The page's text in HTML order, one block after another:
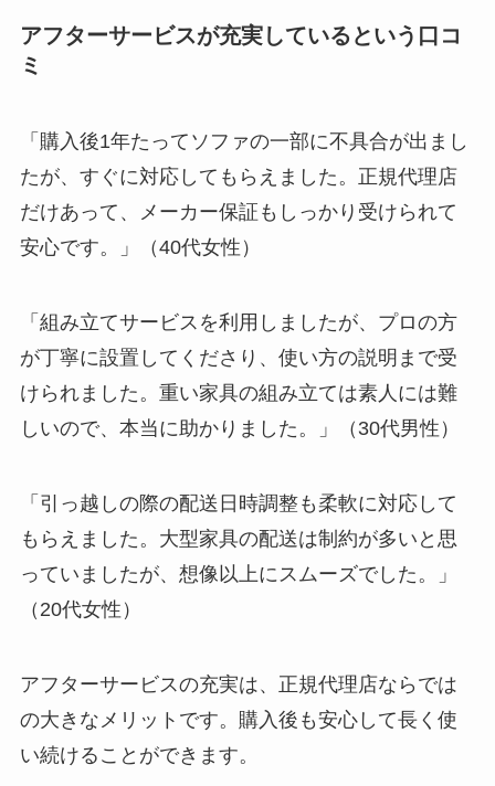
アフターサービスが充実しているという口コ
ミ
「購入後1年たってソファの一部に不具合が出まし
たが、すぐに対応してもらえました。正規代理店
だけあって、メーカー保証もしっかり受けられて
安心です。」（40代女性）
「組み立てサービスを利用しましたが、プロの方
が丁寧に設置してくださり、使い方の説明まで受
けられました。重い家具の組み立ては素人には難
しいので、本当に助かりました。」（30代男性）
「引っ越しの際の配送日時調整も柔軟に対応して
もらえました。大型家具の配送は制約が多いと思
っていましたが、想像以上にスムーズでした。」
（20代女性）
アフターサービスの充実は、正規代理店ならでは
の大きなメリットです。購入後も安心して長く使
い続けることができます。